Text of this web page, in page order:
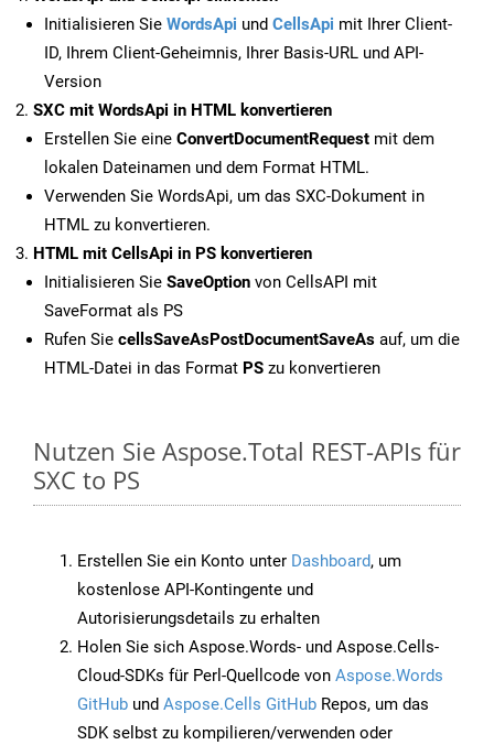
Initialisieren Sie WordsApi und CellsApi mit Ihrer Client-
ID, Ihrem Client-Geheimnis, Ihrer Basis-URL und API-
Version
SXC mit WordsApi in HTML konvertieren
Erstellen Sie eine ConvertDocumentRequest mit dem
lokalen Dateinamen und dem Format HTML.
Verwenden Sie WordsApi, um das SXC-Dokument in
HTML zu konvertieren.
HTML mit CellsApi in PS konvertieren
Initialisieren Sie SaveOption von CellsAPI mit
SaveFormat als PS
Rufen Sie cellsSaveAsPostDocumentSaveAs auf, um die
HTML-Datei in das Format PS zu konvertieren
Nutzen Sie Aspose.Total REST-APIs für
SXC to PS
Erstellen Sie ein Konto unter Dashboard, um
kostenlose API-Kontingente und
Autorisierungsdetails zu erhalten
Holen Sie sich Aspose.Words- und Aspose.Cells-
Cloud-SDKs für Perl-Quellcode von Aspose.Words
GitHub und Aspose.Cells GitHub Repos, um das
SDK selbst zu kompilieren/verwenden oder